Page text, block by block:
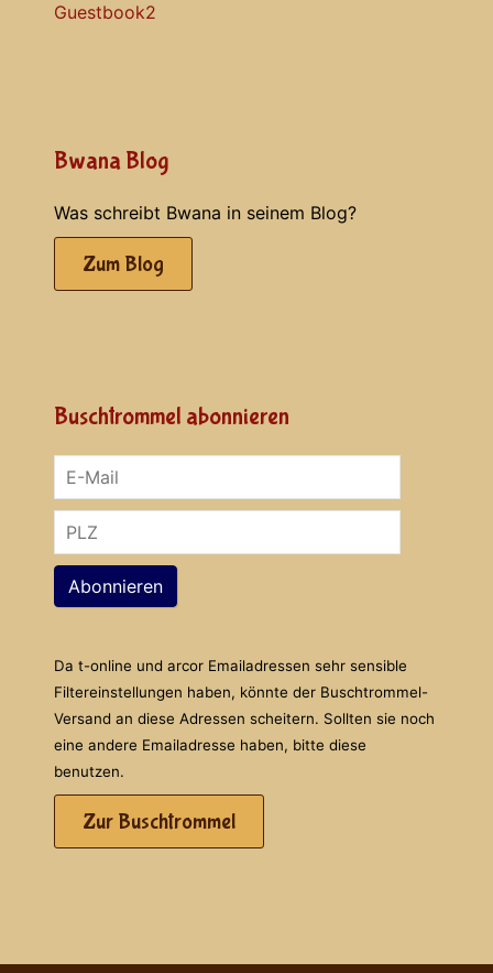
Bwana Blog
Was schreibt Bwana in seinem Blog?
Zum Blog
Buschtrommel abonnieren
Abonnieren
Da t-online und arcor Emailadressen sehr sensible
Filtereinstellungen haben, könnte der Buschtrommel-
Versand an diese Adressen scheitern. Sollten sie noch
eine andere Emailadresse haben, bitte diese
benutzen.
Zur Buschtrommel